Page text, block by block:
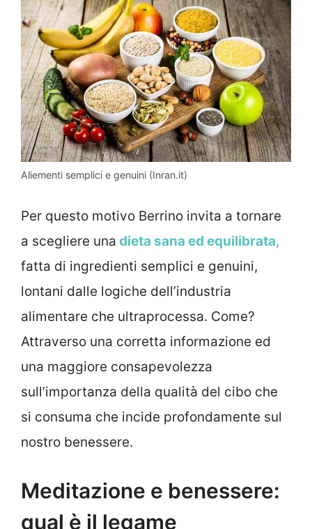
Aliementi semplici e genuini (Inran.it)
Per questo motivo Berrino invita a tornare
a scegliere una dieta sana ed equilibrata,
fatta di ingredienti semplici e genuini,
lontani dalle logiche dell’industria
alimentare che ultraprocessa. Come?
Attraverso una corretta informazione ed
una maggiore consapevolezza
sull’importanza della qualità del cibo che
si consuma che incide profondamente sul
nostro benessere.
Meditazione e benessere:
qual è il legame